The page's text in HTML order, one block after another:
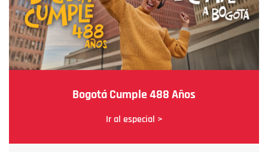
Bogotá Cumple 488 Años
Ir al especial >